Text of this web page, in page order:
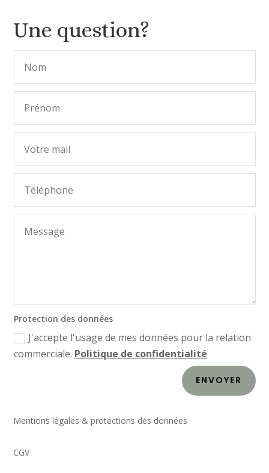
Une question?
Protection des données
J'accepte l'usage de mes données pour la relation
commerciale. Politique de confidentialité
ENVOYER
Mentions légales & protections des données
CGV